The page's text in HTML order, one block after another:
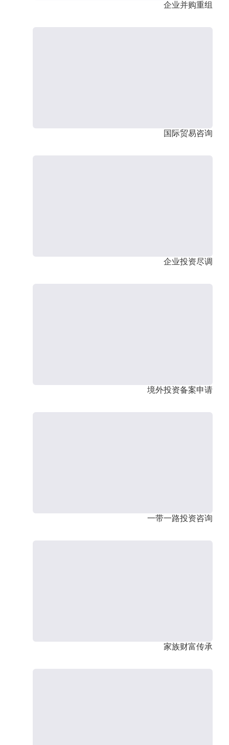
企业并购重组
国际贸易咨询
企业投资尽调
境外投资备案申请
一带一路投资咨询
家族财富传承